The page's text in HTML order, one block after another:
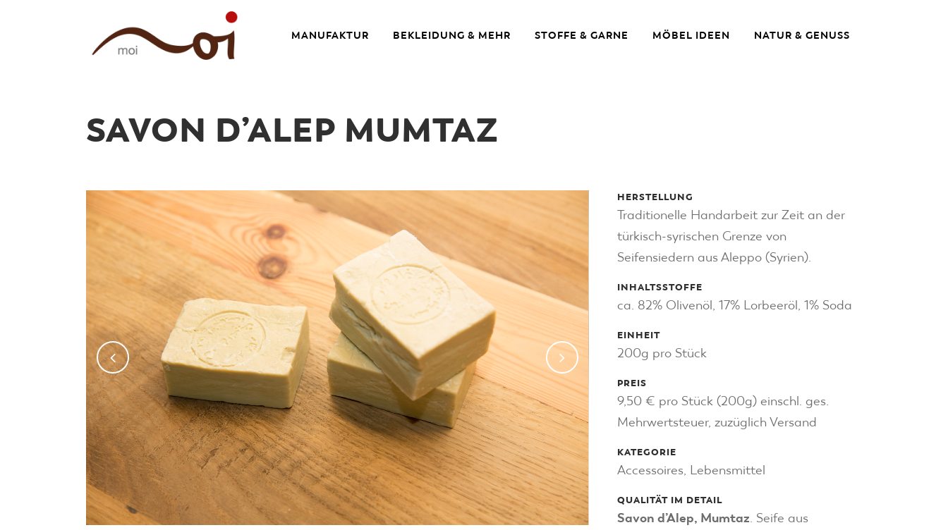
MANUFAKTUR BEKLEIDUNG & MEHR STOFFE & GARNE MÖBEL IDEEN NATUR & GENUSS
SAVON D’ALEP MUMTAZ
HERSTELLUNG
Traditionelle Handarbeit zur Zeit an der
türkisch-syrischen Grenze von
Seifensiedern aus Aleppo (Syrien).
INHALTSSTOFFE
ca. 82% Olivenöl, 17% Lorbeeröl, 1% Soda
EINHEIT
200g pro Stück
PREIS
9,50 € pro Stück (200g) einschl. ges.
Mehrwertsteuer, zuzüglich Versand
KATEGORIE
Accessoires, Lebensmittel
QUALITÄT IM DETAIL
Savon d’Alep, Mumtaz. Seife aus